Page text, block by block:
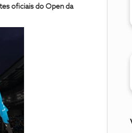
oficiais do Open da